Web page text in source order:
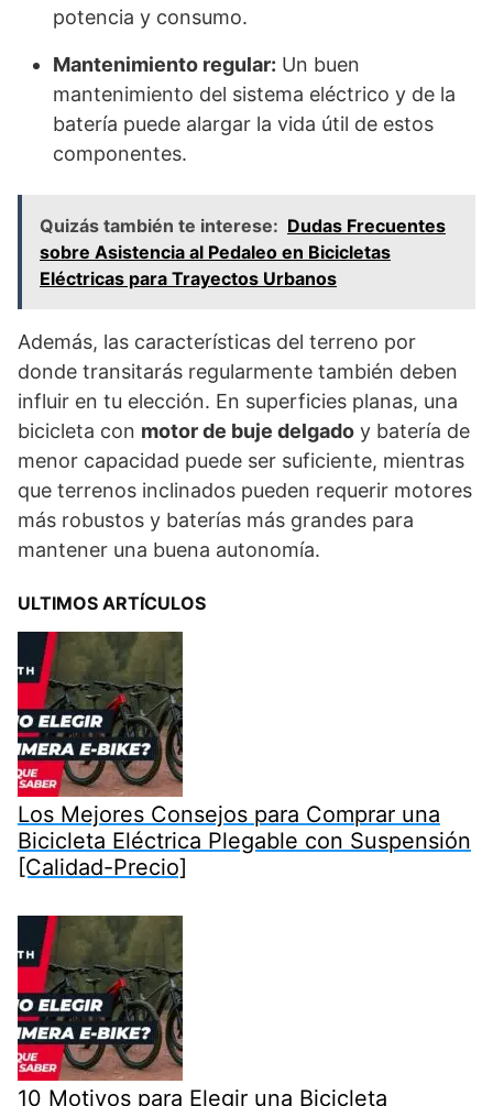
potencia y consumo.
Mantenimiento regular: Un buen
mantenimiento del sistema eléctrico y de la
batería puede alargar la vida útil de estos
componentes.
Quizás también te interese: Dudas Frecuentes
sobre Asistencia al Pedaleo en Bicicletas
Eléctricas para Trayectos Urbanos
Además, las características del terreno por
donde transitarás regularmente también deben
influir en tu elección. En superficies planas, una
bicicleta con motor de buje delgado y batería de
menor capacidad puede ser suficiente, mientras
que terrenos inclinados pueden requerir motores
más robustos y baterías más grandes para
mantener una buena autonomía.
ULTIMOS ARTÍCULOS
Los Mejores Consejos para Comprar una
Bicicleta Eléctrica Plegable con Suspensión
[Calidad-Precio]
10 Motivos para Elegir una Bicicleta